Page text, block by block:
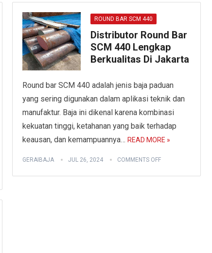
ROUND BAR SCM 440
Distributor Round Bar
SCM 440 Lengkap
Berkualitas Di Jakarta
Round bar SCM 440 adalah jenis baja paduan
yang sering digunakan dalam aplikasi teknik dan
manufaktur. Baja ini dikenal karena kombinasi
kekuatan tinggi, ketahanan yang baik terhadap
keausan, dan kemampuannya… READ MORE »
GERAIBAJA JUL 26, 2024 COMMENTS OFF